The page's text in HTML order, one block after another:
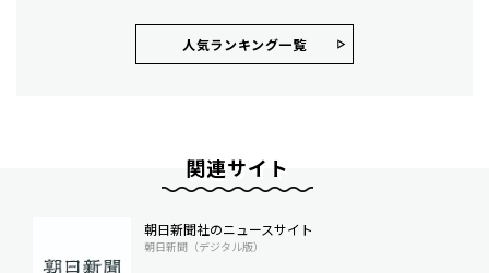
人気ランキング⼀覧
関連サイト
朝日新聞社のニュースサイト
朝日新聞（デジタル版）